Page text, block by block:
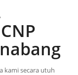
kami secara utuh